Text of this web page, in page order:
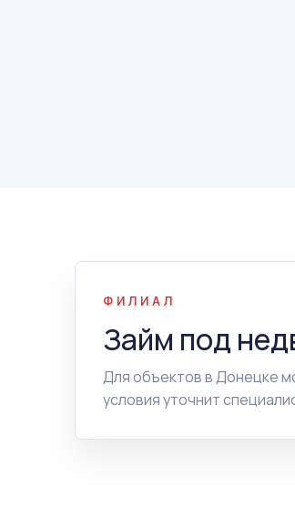
ФИЛИАЛ
Займ под
Для объектов в Донецке
условия уточнит